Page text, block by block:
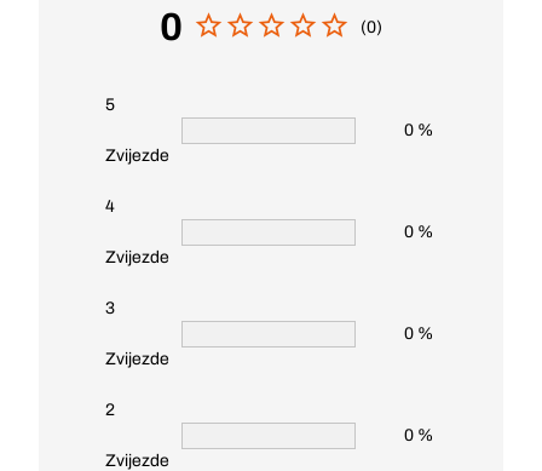
0 (0)
5
Zvijezde
0 %
4
Zvijezde
0 %
3
Zvijezde
0 %
2
Zvijezde
0 %